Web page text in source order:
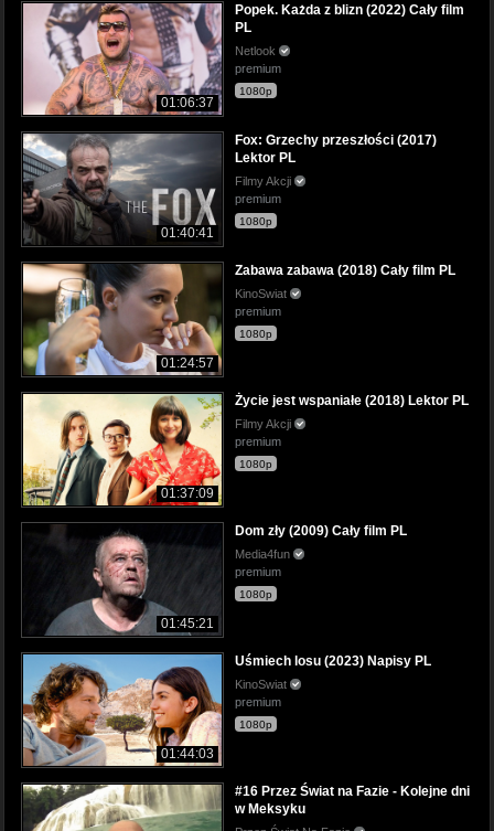
01:06:37
Popek. Każda z blizn (2022) Cały film
PL
Netlook
premium
1080p
01:40:41
Fox: Grzechy przeszłości (2017)
Lektor PL
Filmy Akcji
premium
1080p
01:24:57
Zabawa zabawa (2018) Cały film PL
KinoSwiat
premium
1080p
01:37:09
Życie jest wspaniałe (2018) Lektor PL
Filmy Akcji
premium
1080p
01:45:21
Dom zły (2009) Cały film PL
Media4fun
premium
1080p
01:44:03
Uśmiech losu (2023) Napisy PL
KinoSwiat
premium
1080p
#16 Przez Świat na Fazie - Kolejne dni
w Meksyku